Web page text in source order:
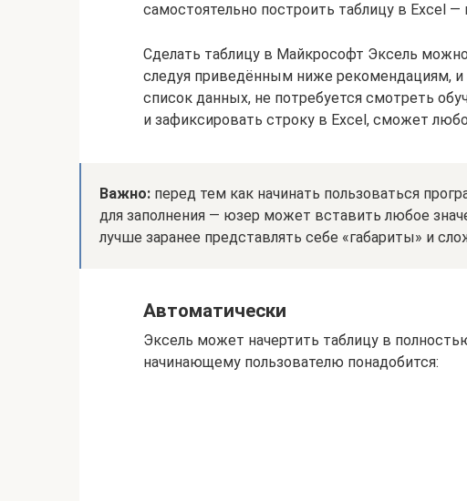
самостоятельно построить таблицу в Excel —
Сделать таблицу в Майкрософт Эксель
следуя приведённым ниже рекомендациям,
список данных, не потребуется смотреть
и зафиксировать строку в Excel, сможет
Важно: перед тем как начинать пользоваться
для заполнения — юзер может вставить любое
лучше заранее представлять себе «габариты» и
Автоматически
Эксель может начертить таблицу в
начинающему пользователю понадобится: